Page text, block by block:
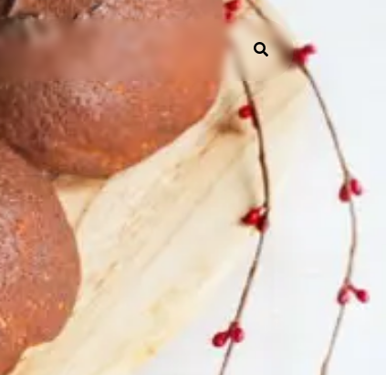
SNACK BOX
KUE
Tart Custom
Umum
Trik